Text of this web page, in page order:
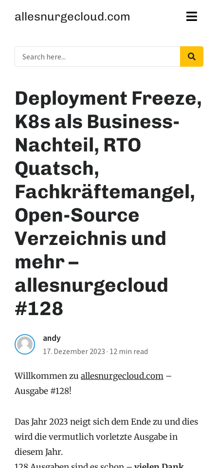
allesnurgecloud.com
Deployment Freeze,
K8s als Business-
Nachteil, RTO
Quatsch,
Fachkräftemangel,
Open-Source
Verzeichnis und
mehr –
allesnurgecloud
#128
andy
17. Dezember 2023 · 12 min read
Willkommen zu allesnurgecloud.com –
Ausgabe #128!
Das Jahr 2023 neigt sich dem Ende zu und dies
wird die vermutlich vorletzte Ausgabe in
diesem Jahr.